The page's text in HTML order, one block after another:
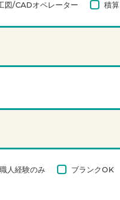
図/CADオペレーター 積算
人経験のみ ブランクOK